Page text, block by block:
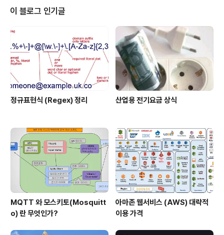
// template 에 login.html 추가 Login // 컨트롤러에서
login 함수 호출 , LoginService 를 DI..
이 블로그 인기글
정규표현식 (Regex) 정리 산업용 전기요금 상식
MQTT 와 모스키토(Mosquitt
o) 란 무엇인가?
아마존 웹서비스 (AWS) 대략적
이용 가격